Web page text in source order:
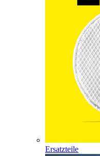
Ersatzteile